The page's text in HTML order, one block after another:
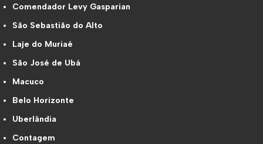
Comendador Levy Gasparian
São Sebastião do Alto
Laje do Muriaé
São José de Ubá
Macuco
Belo Horizonte
Uberlândia
Contagem